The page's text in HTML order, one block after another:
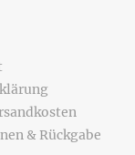
& Rückgabe